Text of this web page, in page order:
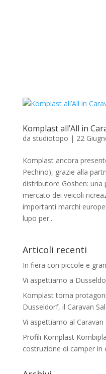
Komplast all’All in
da studiotopo | 22
Komplast ancora
Pechino), grazie alla
distributore Goshen: una
mercato dei veicoli
importanti marchi
lupo per...
Articoli recenti
In fiera con piccole e
Vi aspettiamo a
Komplast torna
Dusseldorf, il Caravan
Vi aspettiamo al
Profili Komplast
costruzione di camper in